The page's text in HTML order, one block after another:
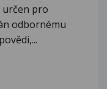
určen pro
odbornému